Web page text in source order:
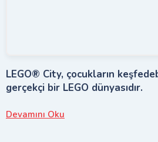
LEGO® City, çocukların
gerçekçi bir LEGO dünyasıdır.
Devamını Oku